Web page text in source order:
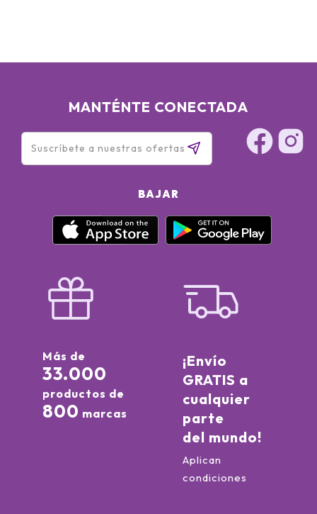
MANTÉNTE CONECTADA
BAJAR
Más de
33.000
productos de
800 marcas
¡Envío
GRATIS a
cualquier
parte
del mundo!
Aplican
condiciones